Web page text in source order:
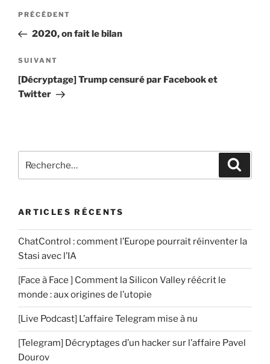
e
u
n
o
m
a
r
a
r
e
*
Navigation
l’article
Article
précédent
PRÉCÉDENT
2020, on fait le bilan
Article
suivant
SUIVANT
[Décryptage] Trump censuré par Facebook et
Twitter
pour
ARTICLES RÉCENTS
ChatControl : comment l’Europe pourrait réinventer la
Stasi avec l’IA
[Face à Face ] Comment la Silicon Valley réécrit le
monde : aux origines de l’utopie
[Live Podcast] L’affaire Telegram mise à nu
[Telegram] Décryptages d’un hacker sur l’affaire Pavel
Dourov